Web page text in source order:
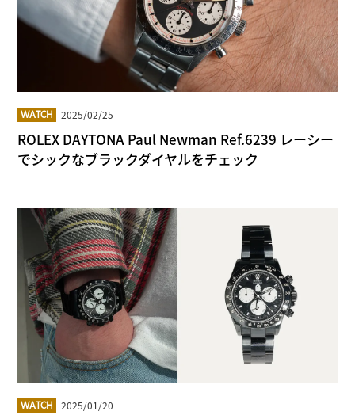
WATCH 2025/02/25
ROLEX DAYTONA Paul Newman Ref.6239 レーシー
でシックなブラックダイヤルをチェック
WATCH 2025/01/20